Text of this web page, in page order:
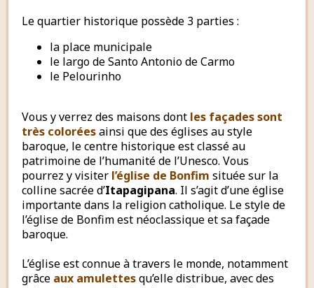
Le quartier historique possède 3 parties :
la place municipale
le largo de Santo Antonio de Carmo
le Pelourinho
Vous y verrez des maisons dont les façades sont
très coloréesainsi que des églises au style
baroque, le centre historique est classé au
patrimoine de l’humanité de l’Unesco. Vous
pourrez y visiter l’église de Bonfim située sur la
colline sacrée d’Itapagipana. Il s’agit d’une église
importante dans la religion catholique. Le style de
l’église de Bonfim est néoclassique et sa façade
baroque.
L’église est connue à travers le monde, notamment
grâce aux amulettesqu’elle distribue, avec des